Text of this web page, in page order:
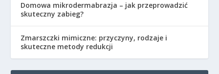
Domowa mikrodermabrazja – jak przeprowadzić
skuteczny zabieg?
Zmarszczki mimiczne: przyczyny, rodzaje i
skuteczne metody redukcji